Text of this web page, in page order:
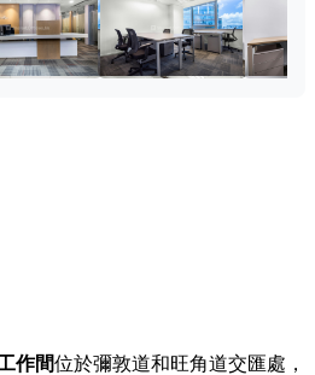
作間位於彌敦道和旺角道交匯處，